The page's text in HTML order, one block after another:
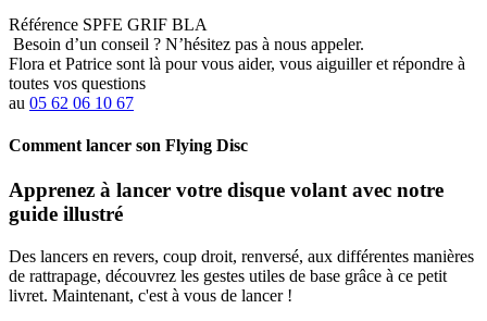
Référence SPFE GRIF BLA
Besoin d’un conseil ? N’hésitez pas à nous appeler.
Flora et Patrice sont là pour vous aider, vous aiguiller et répondre à
toutes vos questions
au 05 62 06 10 67
Comment lancer son Flying Disc
Apprenez à lancer votre disque volant avec notre
guide illustré
Des lancers en revers, coup droit, renversé, aux différentes manières
de rattrapage, découvrez les gestes utiles de base grâce à ce petit
livret. Maintenant, c'est à vous de lancer !